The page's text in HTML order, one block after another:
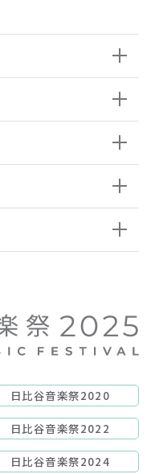
日比谷音楽祭2020
日比谷音楽祭2022
日比谷音楽祭2024